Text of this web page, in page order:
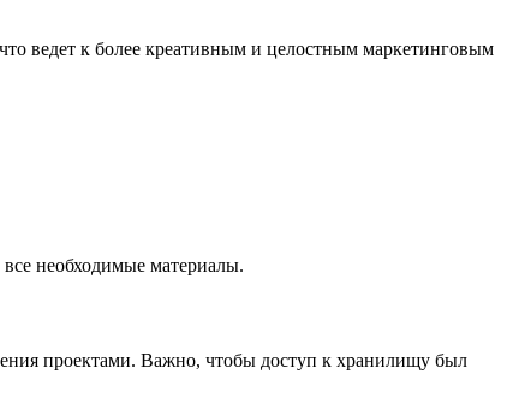
ведет к более креативным и целостным маркетинговым
необходимые материалы.
проектами. Важно, чтобы доступ к хранилищу был